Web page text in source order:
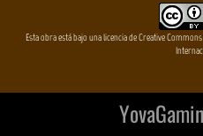
Esta obra está bajo una licencia de Creative